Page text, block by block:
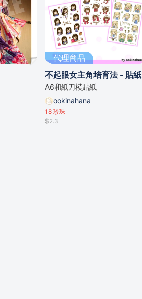
代理商品
不起眼女主角培育法 - 貼紙
A6和紙刀模貼紙
ookinahana
18珍珠
$2.3